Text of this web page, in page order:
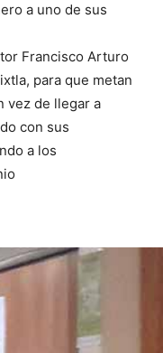
a uno de sus
Francisco Arturo
para que metan
vez de llegar a
con sus
a los